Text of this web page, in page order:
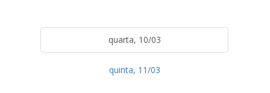
quarta, 10/03
quinta, 11/03